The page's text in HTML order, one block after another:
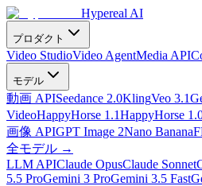
Hypereal AI
プロダクト
Video StudioVideo AgentMedia API
モデル
動画 APISeedance 2.0KlingVeo 3.1
VideoHappyHorse 1.1HappyHorse
画像 APIGPT Image 2Nano Banana
全モデル →
LLM APIClaude OpusClaude Sonnet
5.5 ProGemini 3 ProGemini 3.5 Fast